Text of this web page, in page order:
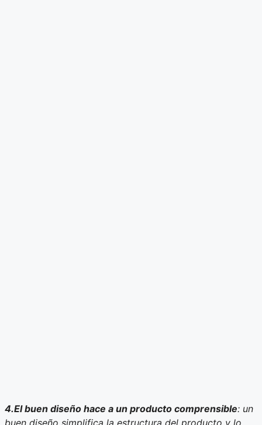
4.El buen diseño hace a un producto comprensible: un